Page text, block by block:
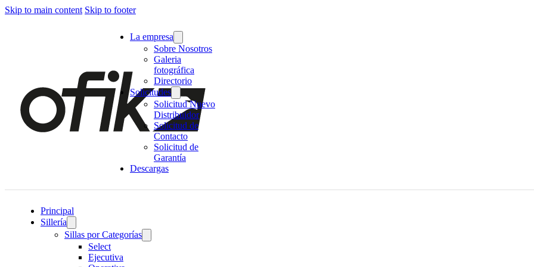
Skip to main content Skip to footer
La empresa
Sobre Nosotros
Galeria
fotográfica
Directorio
Solicitudes
Solicitud Nuevo
Distribuidor
Solicitud de
Contacto
Solicitud de
Garantía
Descargas
Principal
Sillería
Sillas por Categorías
Select
Ejecutiva